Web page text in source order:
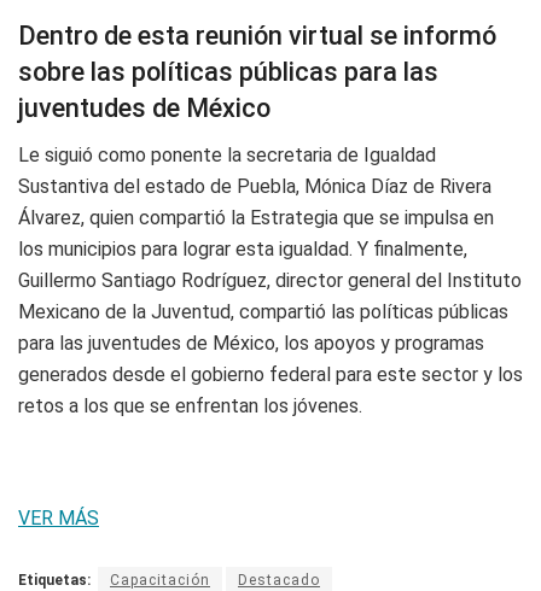
Dentro de esta reunión virtual se informó
sobre las políticas públicas para las
juventudes de México
Le siguió como ponente la secretaria de Igualdad
Sustantiva del estado de Puebla, Mónica Díaz de Rivera
Álvarez, quien compartió la Estrategia que se impulsa en
los municipios para lograr esta igualdad. Y finalmente,
Guillermo Santiago Rodríguez, director general del Instituto
Mexicano de la Juventud, compartió las políticas públicas
para las juventudes de México, los apoyos y programas
generados desde el gobierno federal para este sector y los
retos a los que se enfrentan los jóvenes.
VER MÁS
Etiquetas: Capacitación Destacado